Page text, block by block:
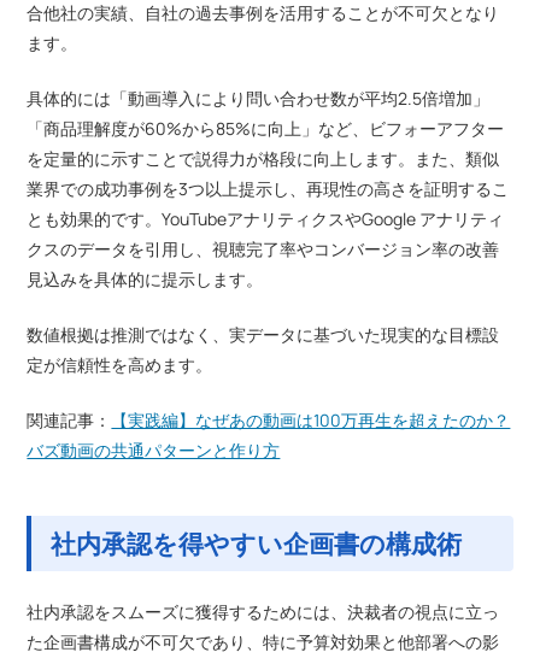
合他社の実績、自社の過去事例を活用することが不可欠となり
ます。
具体的には「動画導入により問い合わせ数が平均2.5倍増加」
「商品理解度が60%から85%に向上」など、ビフォーアフター
を定量的に示すことで説得力が格段に向上します。また、類似
業界での成功事例を3つ以上提示し、再現性の高さを証明するこ
とも効果的です。YouTubeアナリティクスやGoogle アナリティ
クスのデータを引用し、視聴完了率やコンバージョン率の改善
見込みを具体的に提示します。
数値根拠は推測ではなく、実データに基づいた現実的な目標設
定が信頼性を高めます。
関連記事：
【実践編】なぜあの動画は100万再生を超えたのか？
バズ動画の共通パターンと作り方
社内承認を得やすい企画書の構成術
社内承認をスムーズに獲得するためには、決裁者の視点に立っ
た企画書構成が不可欠であり、特に予算対効果と他部署への影